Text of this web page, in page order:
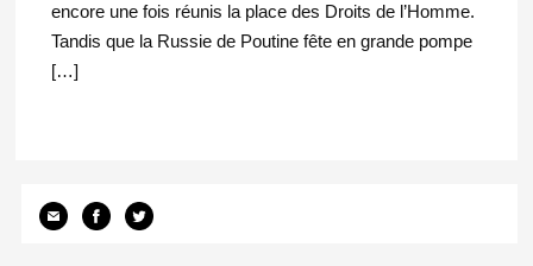
encore une fois réunis la place des Droits de l’Homme.
Tandis que la Russie de Poutine fête en grande pompe
[…]